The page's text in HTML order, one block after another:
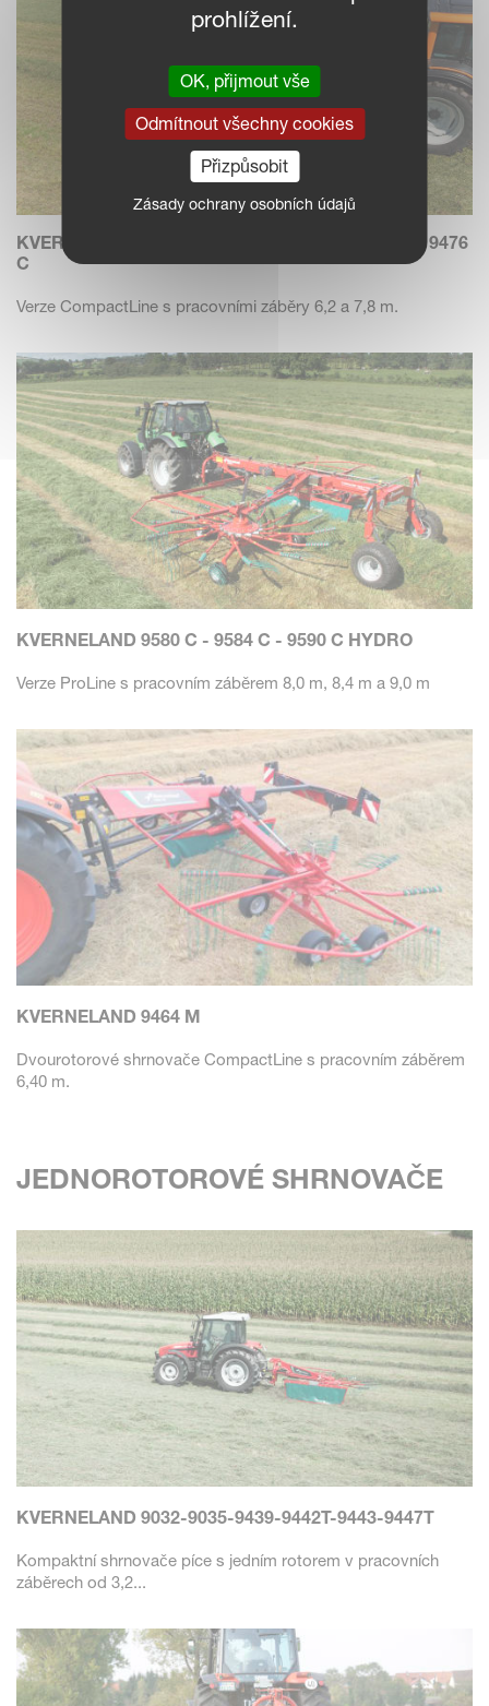
KVERNELAND 9464 C - 9472 C - 9472 C HYDRO - 9476
C
Verze CompactLine s pracovními záběry 6,2 a 7,8 m.
KVERNELAND 9580 C - 9584 C - 9590 C HYDRO
Verze ProLine s pracovním záběrem 8,0 m, 8,4 m a 9,0 m
KVERNELAND 9464 M
Dvourotorové shrnovače CompactLine s pracovním záběrem
6,40 m.
JEDNOROTOROVÉ SHRNOVAČE
KVERNELAND 9032-9035-9439-9442T-9443-9447T
Kompaktní shrnovače píce s jedním rotorem v pracovních
záběrech od 3,2...
prohlížení.
OK, přijmout vše
Odmítnout všechny cookies
Přizpůsobit
Zásady ochrany osobních údajů